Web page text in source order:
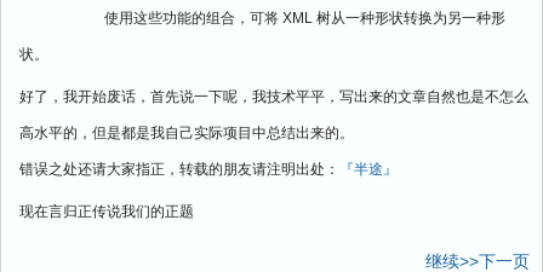
使用这些功能的组合，可将 XML 树从一种形状转换为另一种形
状。
好了，我开始废话，首先说一下呢，我技术平平，写出来的文章自然也是不怎么
高水平的，但是都是我自己实际项目中总结出来的。
错误之处还请大家指正，转载的朋友请注明出处： 『半途』
现在言归正传说我们的正题
继续>>下一页